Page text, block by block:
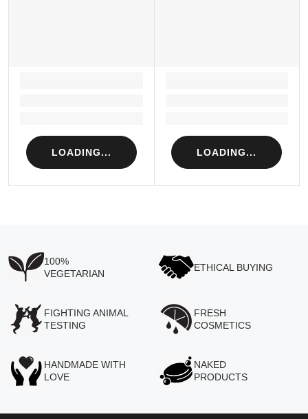
LOADING... LOADING...
100%
VEGETARIAN
ETHICAL BUYING
FIGHTING ANIMAL
TESTING
FRESH
COSMETICS
HANDMADE WITH
LOVE
NAKED
PRODUCTS